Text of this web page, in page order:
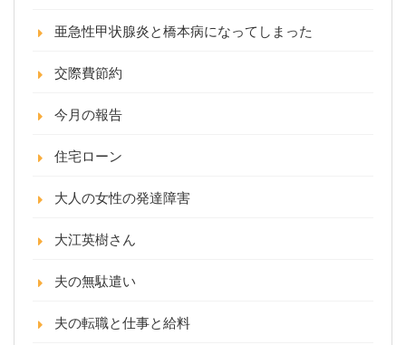
亜急性甲状腺炎と橋本病になってしまった
交際費節約
今月の報告
住宅ローン
大人の女性の発達障害
大江英樹さん
夫の無駄遣い
夫の転職と仕事と給料